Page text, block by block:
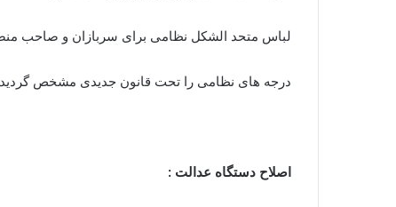
لباس متحد الشکل نظامی برای سربازان و صاحب
درجه های نظامی را تحت قانون جدیدی مشخص گردید
اصلاح دستگاه عدالت :